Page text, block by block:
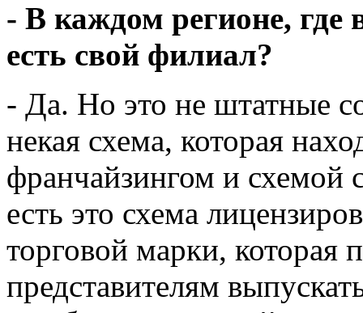
- В каждом регионе,
есть свой филиал?
- Да. Но это не штатные
некая схема, которая
франчайзингом и схемой
есть это схема
торговой марки, которая
представителям